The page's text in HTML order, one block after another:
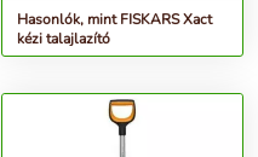
Hasonlók, mint FISKARS Xact
kézi talajlazító